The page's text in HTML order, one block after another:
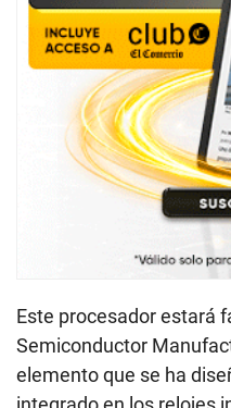
Este procesador estará
Semiconductor
elemento que se ha